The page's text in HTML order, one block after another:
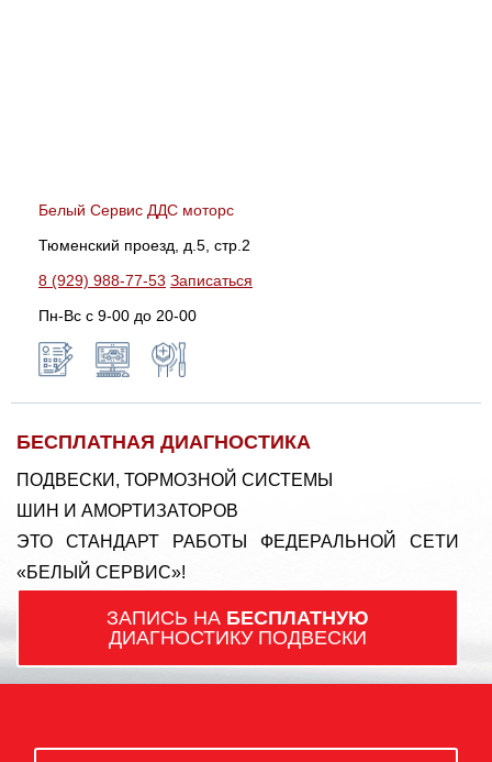
Белый Сервис ДДС моторс
Тюменский проезд, д.5, стр.2
8 (929) 988-77-53 Записаться
Пн-Вс c 9-00 до 20-00
БЕСПЛАТНАЯ ДИАГНОСТИКА
ПОДВЕСКИ, ТОРМОЗНОЙ СИСТЕМЫ
ШИН И АМОРТИЗАТОРОВ
ЭТО СТАНДАРТ РАБОТЫ ФЕДЕРАЛЬНОЙ СЕТИ
«БЕЛЫЙ СЕРВИС»!
ЗАПИСЬ НА БЕСПЛАТНУЮ
ДИАГНОСТИКУ ПОДВЕСКИ